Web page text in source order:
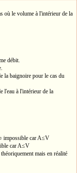
où le volume à l'intérieur de la
débit.
la baignoire pour le cas du
à l'intérieur de la
impossible car A≤V
car A≤V
mais en réalité